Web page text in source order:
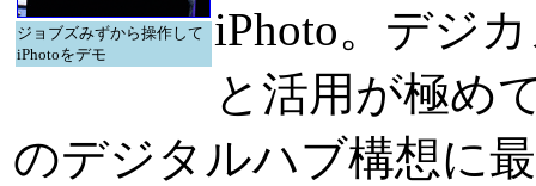
ジョブズみずから操作して
iPhotoをデモ
iPhoto。デジ
と活用が極め
のデジタルハブ構想に